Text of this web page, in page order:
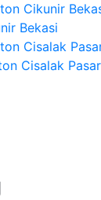
Cikunir
Bekasi
Cisalak
Cisalak